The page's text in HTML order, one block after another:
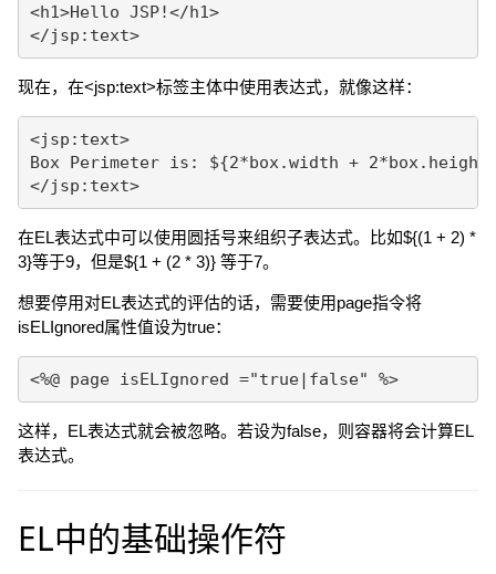
<h1>Hello JSP!</h1>
</jsp:text>
现在，在<jsp:text>标签主体中使用表达式，就像这样：
<jsp:text>
Box Perimeter is: ${2*box.width +
</jsp:text>
在EL表达式中可以使用圆括号来组织子表达式。比如${(1 + 2) *
3}等于9，但是${1 + (2 * 3)} 等于7。
想要停用对EL表达式的评估的话，需要使用page指令将
isELIgnored属性值设为true：
<%@ page isELIgnored ="true|false" %>
这样，EL表达式就会被忽略。若设为false，则容器将会计算EL
表达式。
EL中的基础操作符